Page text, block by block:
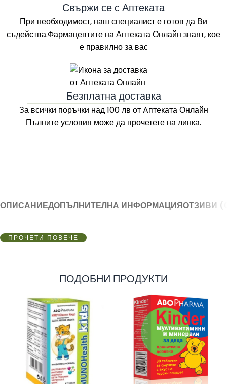
Свържи се с Аптеката
При необходимост, наш специалист е готов да Ви
съдейства.Фармацевтите наАптеката Онлайн знаят, кое
е правилно за вас
Безплатна доставка
За всички поръчки над 100 лв от Aптеката Онлайн
Пълните условия може да прочетете на линка.
ОПИСАНИЕДОПЪЛНИТЕЛНА ИНФОРМАЦИЯОТЗИВИ
ПРОЧЕТИ ПОВЕЧЕ
ПОДОБНИ ПРОДУКТИ